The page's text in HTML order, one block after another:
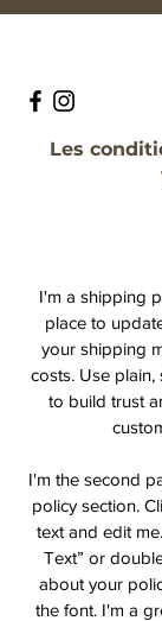
Les
I'm a shipping
place to
your shipping
costs. Use
to build trust
I'm the second
policy section.
text and edit
Text” or
about your
the font. I'm a